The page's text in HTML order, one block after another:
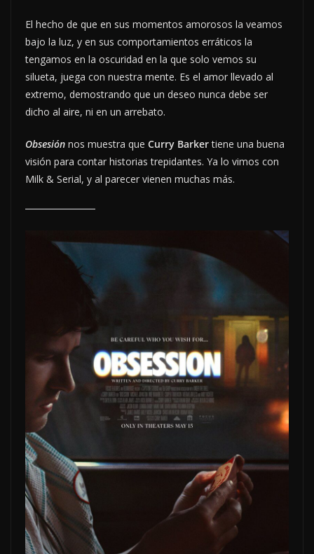
El hecho de que en sus momentos amorosos la veamos
bajo la luz, y en sus comportamientos erráticos la
tengamos en la oscuridad en la que solo vemos su
silueta, juega con nuestra mente. Es el amor llevado al
extremo, demostrando que un deseo nunca debe ser
dicho al aire, ni en un arrebato.
Obsesión nos muestra que Curry Barkertiene una buena
visión para contar historias trepidantes. Ya lo vimos con
Milk & Serial, y al parecer vienen muchas más.